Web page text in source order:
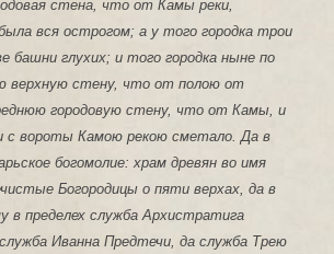
стена, что от Камы реки,
вся острогом; а у того городка трои
башни глухих; и того городка ныне по
верхную стену, что от полою от
городовую стену, что от Камы, и
с вороты Камою рекою сметало. Да в
богомолие: храм древян во имя
Богородицы о пяти верхах, да в
в пределех служба Архистратига
Иванна Предтечи, да служба Трею